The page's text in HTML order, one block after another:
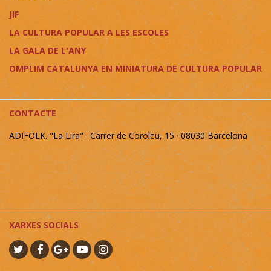
JIF
LA CULTURA POPULAR A LES ESCOLES
LA GALA DE L'ANY
OMPLIM CATALUNYA EN MINIATURA DE CULTURA POPULAR
CONTACTE
ADIFOLK. "La Lira" · Carrer de Coroleu, 15 · 08030 Barcelona
XARXES SOCIALS